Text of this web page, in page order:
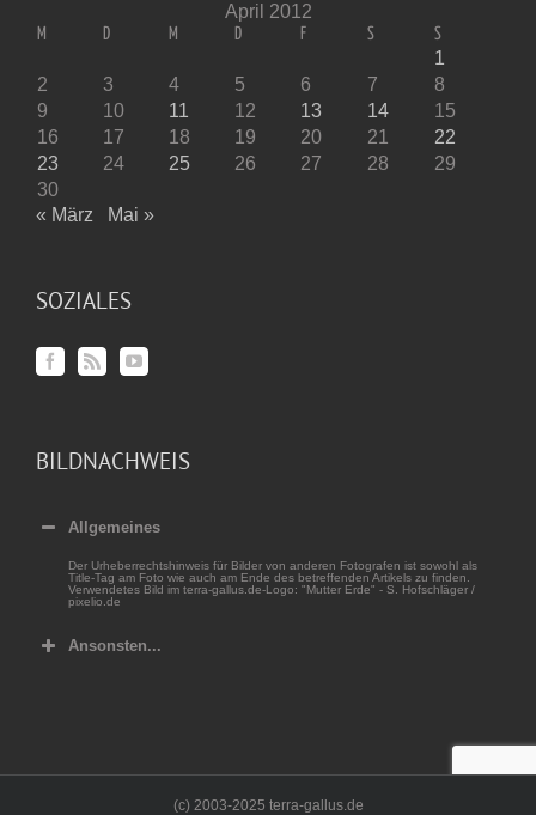
April 2012
M D M D F S S
1
2
3 4 5 6 7
8
9
10 11 12 13 14
15
16
17 18 19 20 21
22
23
24 25 26 27 28
29
30
« März
Mai »
SOZIALES
BILDNACHWEIS
Allgemeines
Der Urheberrechtshinweis für Bilder von anderen Fotografen ist sowohl als
Title-Tag am Foto wie auch am Ende des betreffenden Artikels zu finden.
Verwendetes Bild im terra-gallus.de-Logo: "Mutter Erde" - S. Hofschläger /
pixelio.de
Ansonsten...
(c) 2003-2025 terra-gallus.de